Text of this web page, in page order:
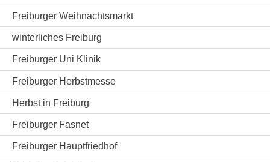
Freiburger Weihnachtsmarkt
winterliches Freiburg
Freiburger Uni Klinik
Freiburger Herbstmesse
Herbst in Freiburg
Freiburger Fasnet
Freiburger Hauptfriedhof